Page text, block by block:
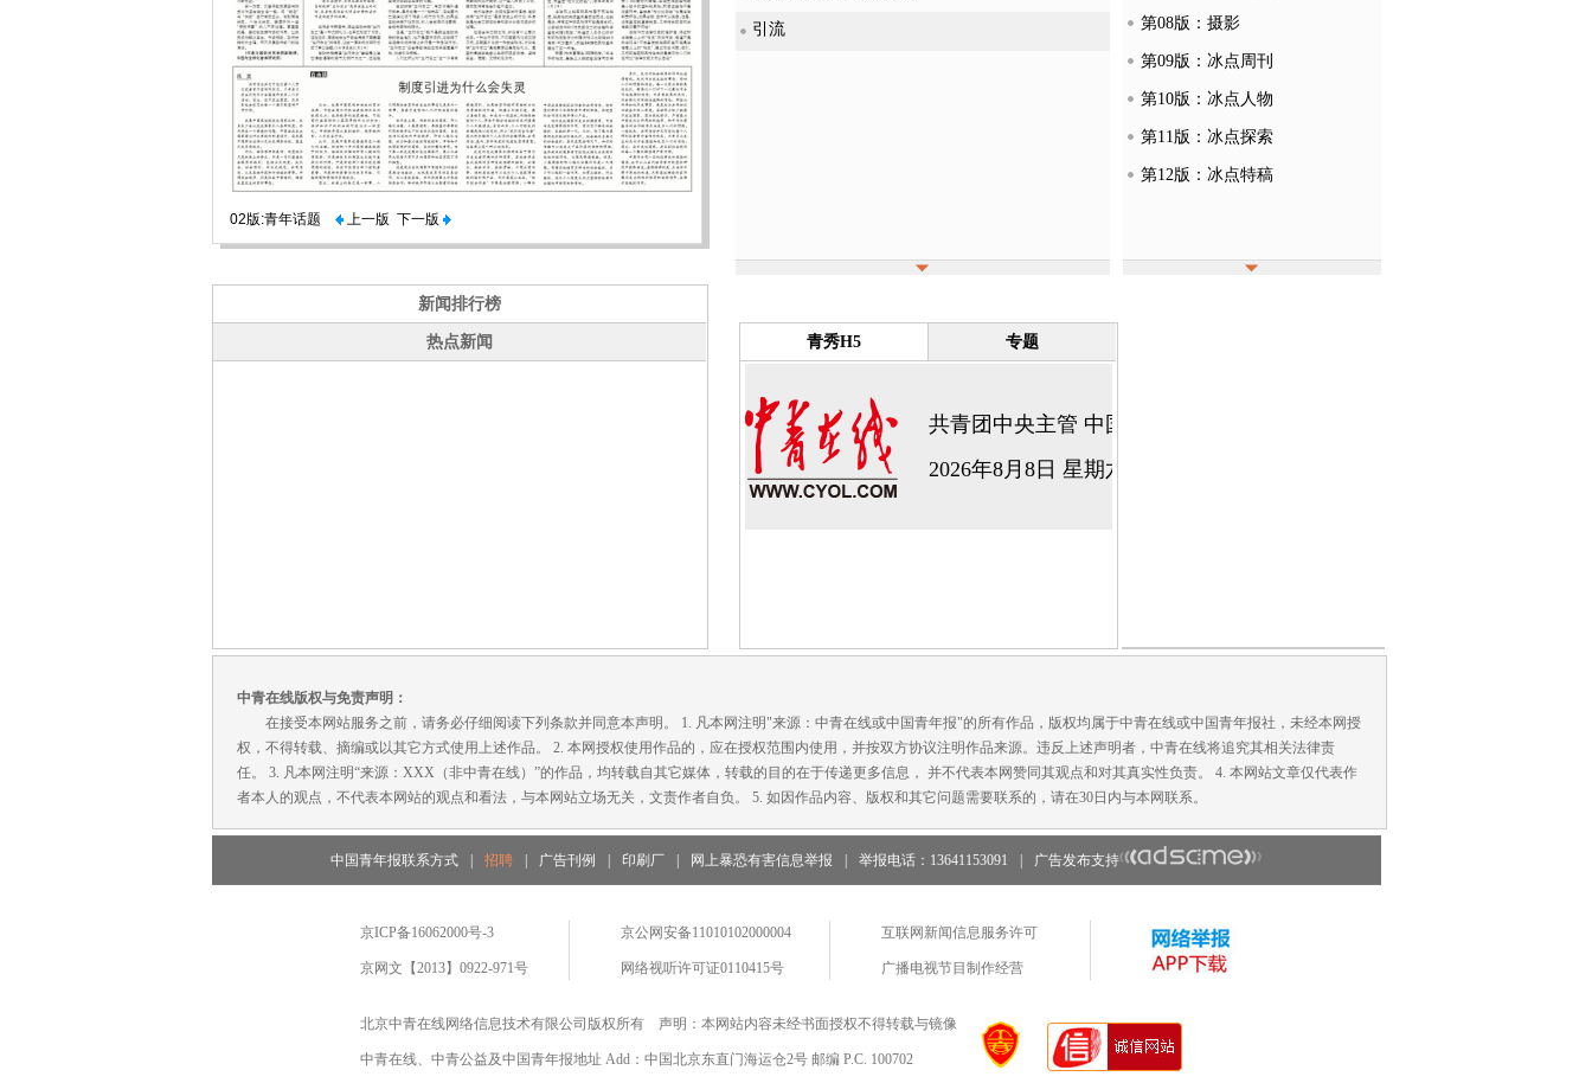
02版:青年话题 上一版 下一版
引流 第08版：摄影
第09版：冰点周刊
第10版：冰点人物
第11版：冰点探索
第12版：冰点特稿
新闻排行榜
热点新闻 青秀H5 专题
中青在线版权与免责声明：
在接受本网站服务之前，请务必仔细阅读下列条款并同意本声明。 1. 凡本网注明"来源：中青在线或中国青年报"的所有作品，版权均属于中青在线或中国青年报社，未经本网授
权，不得转载、摘编或以其它方式使用上述作品。 2. 本网授权使用作品的，应在授权范围内使用，并按双方协议注明作品来源。违反上述声明者，中青在线将追究其相关法律责
任。 3. 凡本网注明“来源：XXX（非中青在线）”的作品，均转载自其它媒体，转载的目的在于传递更多信息， 并不代表本网赞同其观点和对其真实性负责。 4. 本网站文章仅代表作
者本人的观点，不代表本网站的观点和看法，与本网站立场无关，文责作者自负。 5. 如因作品内容、版权和其它问题需要联系的，请在30日内与本网联系。
中国青年报联系方式 招聘 广告刊例 印刷厂 网上暴恐有害信息举报 举报电话：13641153091 广告发布支持
京ICP备16062000号-3
京网文【2013】0922-971号
京公网安备11010102000004
网络视听许可证0110415号
互联网新闻信息服务许可
广播电视节目制作经营
北京中青在线网络信息技术有限公司版权所有 声明：本网站内容未经书面授权不得转载与镜像
中青在线、中青公益及中国青年报地址 Add：中国北京东直门海运仓2号 邮编 P.C. 100702